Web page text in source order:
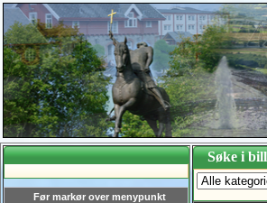
Før markør over menypunkt
Søke i